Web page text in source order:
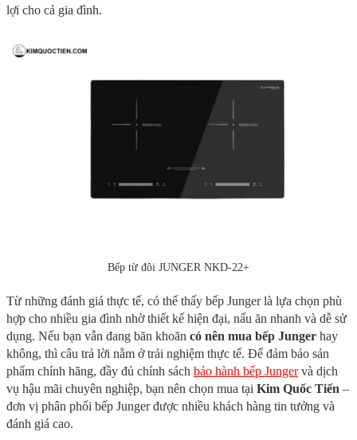
lợi cho cả gia đình.
Bếp từ đôi JUNGER NKD-22+
Từ những đánh giá thực tế, có thể thấy bếp Junger là lựa chọn phù
hợp cho nhiều gia đình nhờ thiết kế hiện đại, nấu ăn nhanh và dễ sử
dụng. Nếu bạn vẫn đang băn khoăn có nên mua bếp Junger hay
không, thì câu trả lời nằm ở trải nghiệm thực tế. Để đảm bảo sản
phẩm chính hãng, đầy đủ chính sách bảo hành bếp Jungervà dịch
vụ hậu mãi chuyên nghiệp, bạn nên chọn mua tại Kim Quốc Tiến –
đơn vị phân phối bếp Junger được nhiều khách hàng tin tưởng và
đánh giá cao.